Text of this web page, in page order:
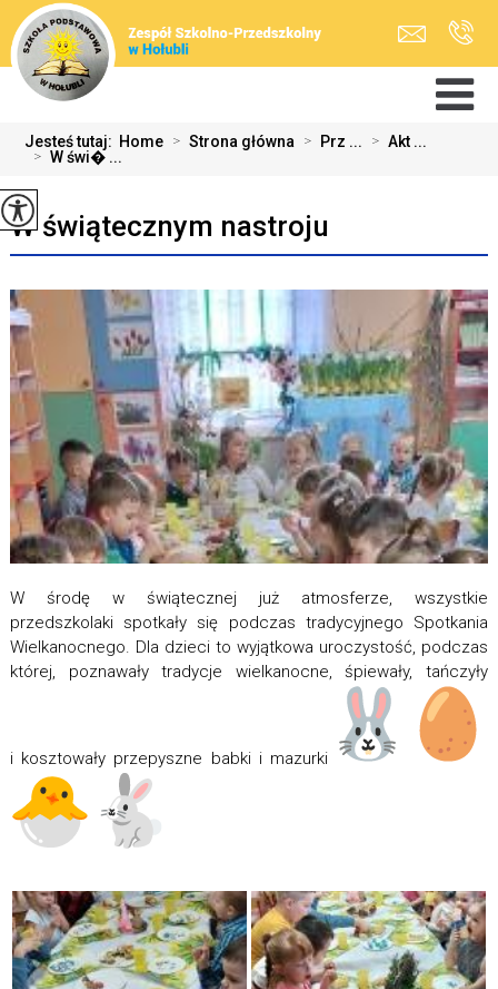
Jesteś tutaj: Home > Strona główna > Prz ... > Akt ...
> W świ� ...
W świątecznym nastroju
W środę w świątecznej już atmosferze, wszystkie
przedszkolaki spotkały się podczas tradycyjnego Spotkania
Wielkanocnego. Dla dzieci to wyjątkowa uroczystość, podczas
której, poznawały tradycje wielkanocne, śpiewały, tańczyły
i kosztowały przepyszne babki i mazurki